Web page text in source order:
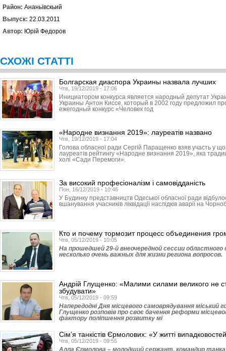
Район: Ананьївскьий
Выпуск: 22.03.2011
Автор: Юрій Федоров
СХОЖІ СТАТТІ
Болгарская диаспора Украины назвала лучших
Чтв, 19/12/2019 - 17:06
Инициатором конкурса является народный депутат
Украины Антон Киссе, который в 2002 году предложил
ежегодный конкурс «Человек год
«Народне визнання 2019»: лауреатів названо
Чтв, 19/12/2019 - 17:04
Голова обласної ради Сергій Паращенко взяв участь у
лауреатів рейтингу «Народне визнання 2019», яка
холі «Сади Перемоги».
За високий професіоналізм і самовідданість
Пон, 16/12/2019 - 10:46
У Будинку представництв Одеської обласної ради
вшанування учасників ліквідації наслідків аварії на
Кто и почему тормозит процесс объединения
Чтв, 05/12/2019 - 10:05
На прошедшей 29-й внеочередной сессии
несколько очень важных для жизни региона вопросов.
Андрій Глущенко: «Малими силами великого не
збудувати»
Чтв, 05/12/2019 - 09:59
Напередодні Дня місцевого самоврядування міський
Глущенко розповів про своє бачення реформи
фактору поліпшення розвитку мі
Сім’я танкістів Єрмолових: «У житті
Чтв, 05/12/2019 - 09:55
Алла Єрмолова – молодший сержант, командир